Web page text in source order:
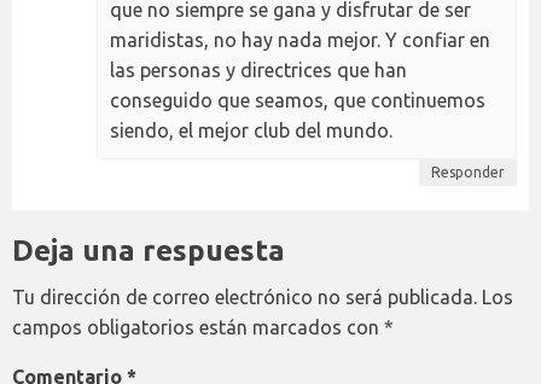
que no siempre se gana y disfrutar de ser
maridistas, no hay nada mejor. Y confiar en
las personas y directrices que han
conseguido que seamos, que continuemos
siendo, el mejor club del mundo.
Responder
Deja una respuesta
Tu dirección de correo electrónico no será publicada. Los
campos obligatorios están marcados con *
Comentario *